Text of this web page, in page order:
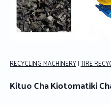
RECYCLING MACHINERY|TIRE
Kituo Cha Kiotomatiki